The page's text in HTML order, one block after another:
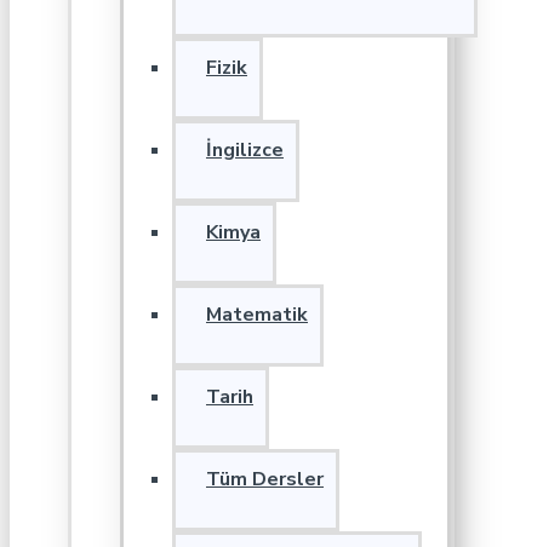
Fizik
İngilizce
Kimya
Matematik
Tarih
Tüm Dersler